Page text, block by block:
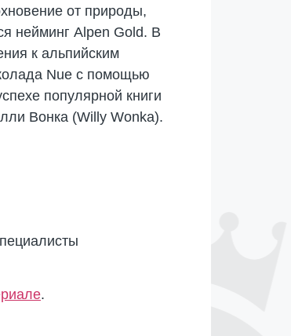
от природы,
нейминг Alpen Gold. В
к альпийским
Nue с помощью
популярной книги
Вонка (Willy Wonka).
.